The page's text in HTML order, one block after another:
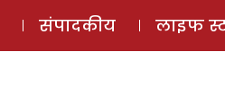
संपादकीय लाइफ